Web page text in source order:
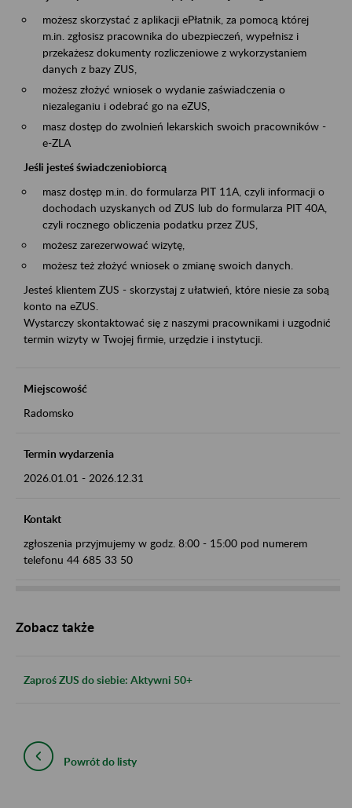
możesz skorzystać z aplikacji ePłatnik, za pomocą której
m.in. zgłosisz pracownika do ubezpieczeń, wypełnisz i
przekażesz dokumenty rozliczeniowe z wykorzystaniem
danych z bazy ZUS,
możesz złożyć wniosek o wydanie zaświadczenia o
niezaleganiu i odebrać go na eZUS,
masz dostęp do zwolnień lekarskich swoich pracowników -
e-ZLA
Jeśli jesteś świadczeniobiorcą
masz dostęp m.in. do formularza PIT 11A, czyli informacji o
dochodach uzyskanych od ZUS lub do formularza PIT 40A,
czyli rocznego obliczenia podatku przez ZUS,
możesz zarezerwować wizytę,
możesz też złożyć wniosek o zmianę swoich danych.
Jesteś klientem ZUS - skorzystaj z ułatwień, które niesie za sobą
konto na eZUS.
Wystarczy skontaktować się z naszymi pracownikami i uzgodnić
termin wizyty w Twojej firmie, urzędzie i instytucji.
Miejscowość
Radomsko
Termin wydarzenia
2026.01.01 - 2026.12.31
Kontakt
zgłoszenia przyjmujemy w godz. 8:00 - 15:00 pod numerem
telefonu 44 685 33 50
Zobacz także
Zaproś ZUS do siebie: Aktywni 50+
Powrót do listy